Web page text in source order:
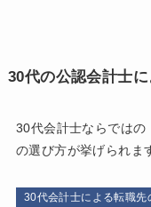
30代の公認会計士
30代会計士ならではの
の選び方が挙げられま
30代会計士による転職先